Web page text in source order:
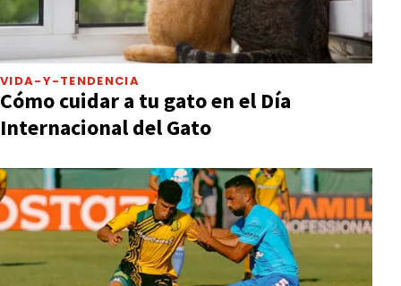
VIDA-Y-TENDENCIA
Cómo cuidar a tu gato en el Día
Internacional del Gato